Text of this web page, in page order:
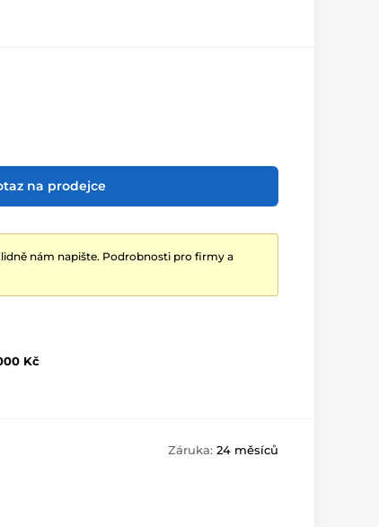
na prodejce
nám napište. Podrobnosti pro firmy a
Kč
Záruka: 24 měsíců